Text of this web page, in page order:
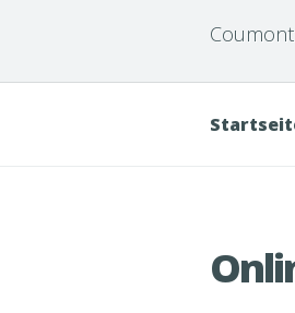
Coumont